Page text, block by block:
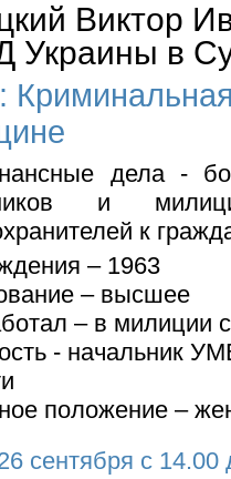
Виктор
Украины в
дела -
и
к
– 1963
– высшее
– в милиции
- начальник
положение –
сентября с 14.00